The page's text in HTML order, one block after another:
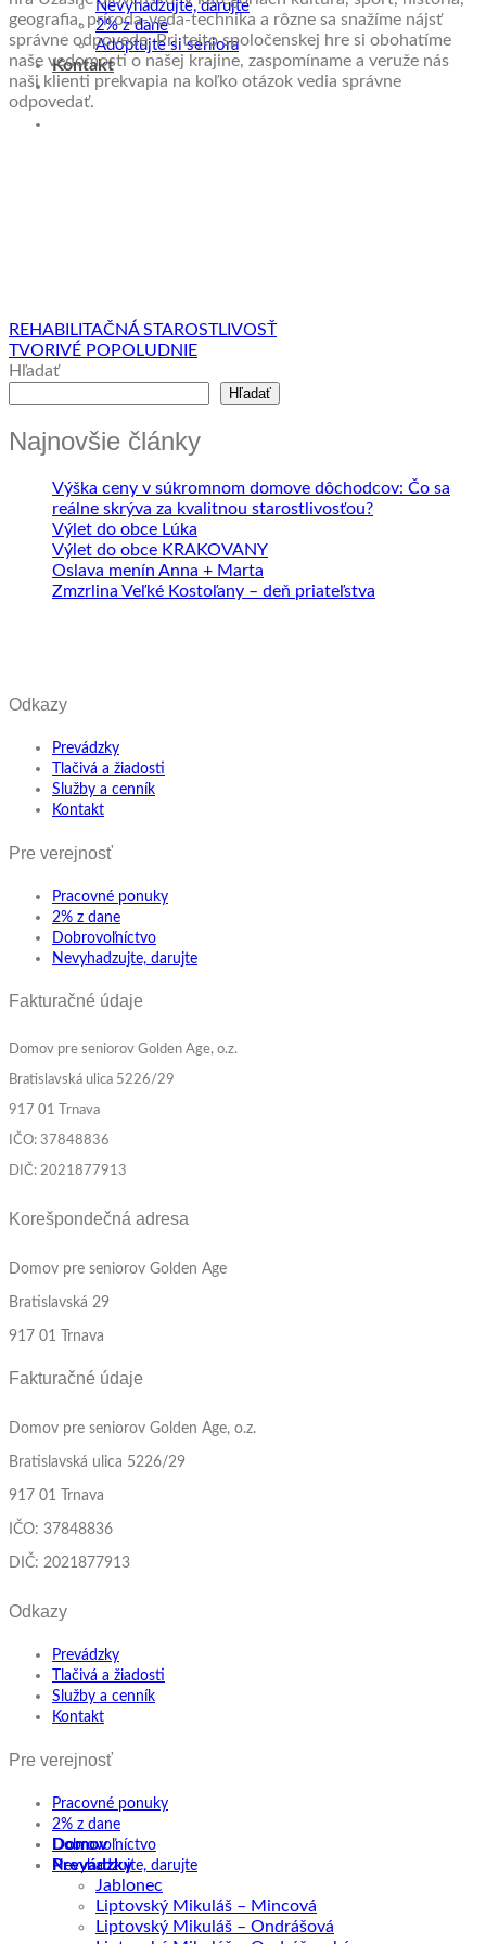
Nevyhadzujte, darujte
2% z dane
Adoptujte si seniora
Kontakt
geografia, príroda-veda-technika a rôzne sa snažíme nájsť
správne odpovede. Pri tejto spoločenskej hre si obohatíme
naše vedomosti o našej krajine, zaspomíname a veruže nás
naši klienti prekvapia na koľko otázok vedia správne
odpovedať.
REHABILITAČNÁ STAROSTLIVOSŤ
TVORIVÉ POPOLUDNIE
Hľadať
Hľadať
Najnovšie články
Výška ceny v súkromnom domove dôchodcov: Čo sa
reálne skrýva za kvalitnou starostlivosťou?
Výlet do obce Lúka
Výlet do obce KRAKOVANY
Oslava menín Anna + Marta
Zmzrlina Veľké Kostoľany – deň priateľstva
Odkazy
Prevádzky
Tlačivá a žiadosti
Služby a cenník
Kontakt
Pre verejnosť
Pracovné ponuky
2% z dane
Dobrovoľníctvo
Nevyhadzujte, darujte
Fakturačné údaje
Domov pre seniorov Golden Age, o.z.
Bratislavská ulica 5226/29
917 01 Trnava
IČO: 37848836
DIČ: 2021877913
Korešpondečná adresa
Domov pre seniorov Golden Age
Bratislavská 29
917 01 Trnava
Fakturačné údaje
Domov pre seniorov Golden Age, o.z.
Bratislavská ulica 5226/29
917 01 Trnava
IČO: 37848836
DIČ: 2021877913
Odkazy
Prevádzky
Tlačivá a žiadosti
Služby a cenník
Kontakt
Pre verejnosť
Pracovné ponuky
2% z dane
Dobrovoľníctvo
Nevyhadzujte, darujte
Domov
Prevádzky
Jablonec
Liptovský Mikuláš – Mincová
Liptovský Mikuláš – Ondrášová